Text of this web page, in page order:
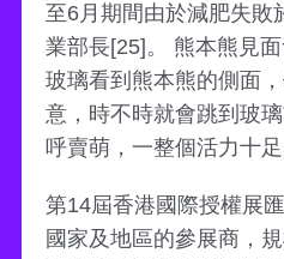
至6月期間由於減肥失敗
業部長[25]。 熊本熊見
玻璃看到熊本熊的側面
意，時不時就會跳到玻
呼賣萌，一整個活力十足
第14屆香港國際授權展
國家及地區的參展商，